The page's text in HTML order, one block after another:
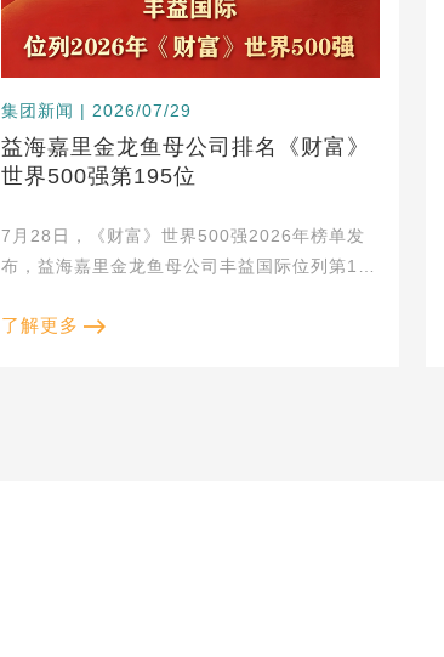
集团新闻 | 2026/07/29
益海嘉里金龙鱼母公司排名《财富》
世界500强第195位
7月28日，《财富》世界500强2026年榜单发
布，益海嘉里金龙鱼母公司丰益国际位列第195
704.157亿美元，净利润14...
了解更多